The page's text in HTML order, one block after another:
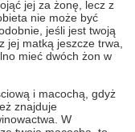
jej za żonę, lecz z
nie może być
jeśli jest twoją
jej matką jeszcze trwa,
mieć dwóch żon w
i macochą, gdyż
znajduje
W